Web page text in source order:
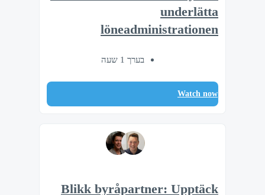
underlätta
löneadministrationen
בערך 1 שעה
Watch now
Blikk byråpartner: Upptäck